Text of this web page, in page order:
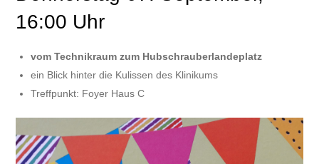
16:00 Uhr
vom Technikraum zum Hubschrauberlandeplatz
ein Blick hinter die Kulissen des Klinikums
Treffpunkt: Foyer Haus C